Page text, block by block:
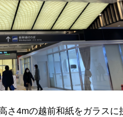
さ4mの越前和紙をガラスに